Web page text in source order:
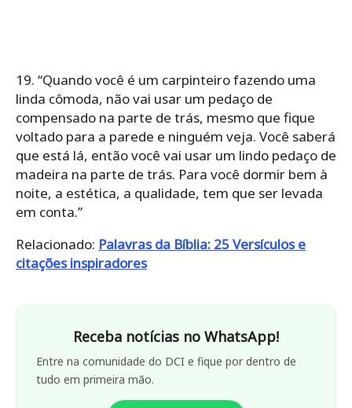
19. “Quando você é um carpinteiro fazendo uma
linda cômoda, não vai usar um pedaço de
compensado na parte de trás, mesmo que fique
voltado para a parede e ninguém veja. Você saberá
que está lá, então você vai usar um lindo pedaço de
madeira na parte de trás. Para você dormir bem à
noite, a estética, a qualidade, tem que ser levada
em conta.”
Relacionado: Palavras da Bíblia: 25 Versículos e
citações inspiradores
Receba notícias no WhatsApp!
Entre na comunidade do DCI e fique por dentro de
tudo em primeira mão.